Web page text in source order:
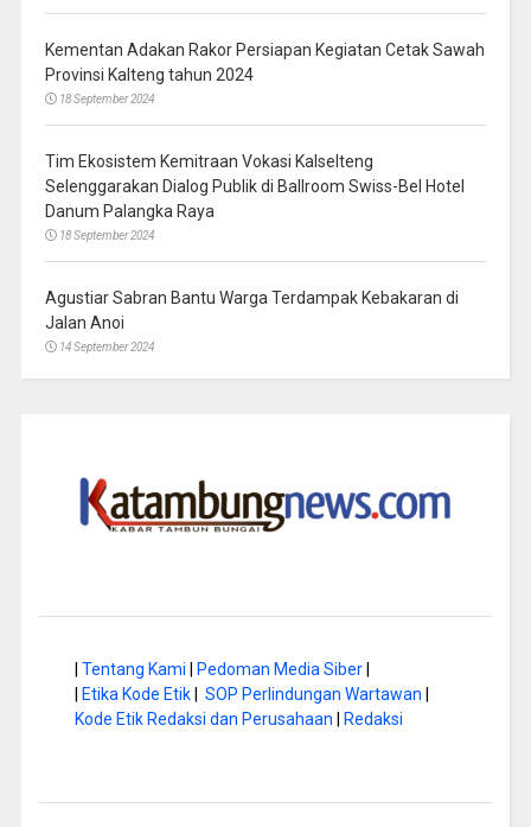
Kementan Adakan Rakor Persiapan Kegiatan Cetak Sawah
Provinsi Kalteng tahun 2024
18 September 2024
Tim Ekosistem Kemitraan Vokasi Kalselteng
Selenggarakan Dialog Publik di Ballroom Swiss-Bel Hotel
Danum Palangka Raya
18 September 2024
Agustiar Sabran Bantu Warga Terdampak Kebakaran di
Jalan Anoi
14 September 2024
Tentang Kami Pedoman Media Siber|
Etika Kode Etik| SOP Perlindungan Wartawan
Kode Etik Redaksi dan Perusahaan
Redaksi